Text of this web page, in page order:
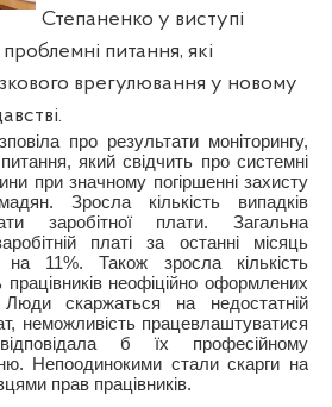
Степаненко у виступі
питання, які
врегулювання у новому
про результати моніторингу,
який свідчить про системні
при значному погіршенні захисту
Зросла кількість випадків
заробітної плати. Загальна
платі за останні місяць
11%. Також зросла кількість
працівників неофіційно оформлених
Люди скаржаться на недостатній
неможливість працевлаштуватися
б їх професійному
Непоодинокими стали скарги на
прав працівників.